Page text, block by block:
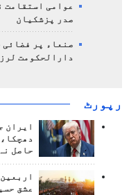
عوامی استقامت
صدر پزشکیان
صنعاء پر فضائی
دارالحکومت
رپورٹ
ایران
حاصل
عشق